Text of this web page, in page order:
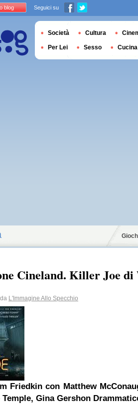
Cineland. Killer Joe di
L'Immagine Allo Specchio
Friedkin con Matthew
Gina Gershon
blog Seguici su
Società Cultura
Per Lei Sesso Cucina